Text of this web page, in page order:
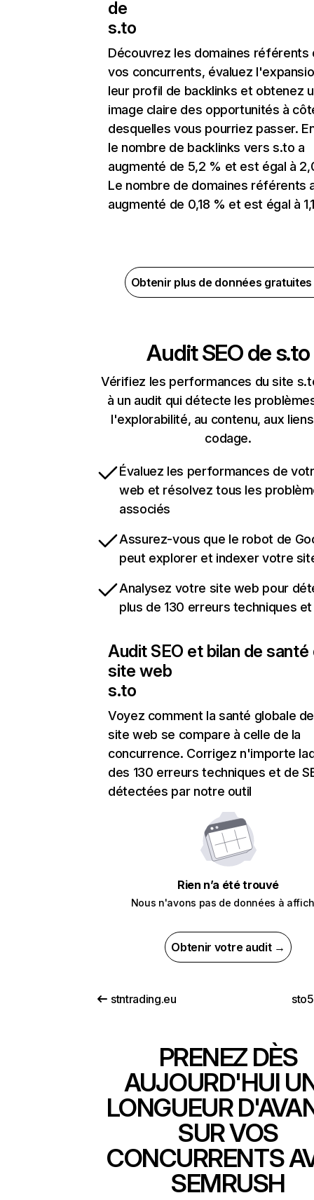
de
s.to
Découvrez les domaines référents
vos concurrents, évaluez
leur profil de backlinks et obtenez
image claire des opportunités à
desquelles vous pourriez passer.
le nombre de backlinks vers s.to a
augmenté de 5,2 % et est égal à
Le nombre de domaines référents
augmenté de 0,18 % et est égal à
Obtenir plus de données
Audit SEO des.to
Vérifiez les performances du site
à un audit qui détecte les
l'explorabilité, au contenu, aux
codage.
Évaluez les performances de
web et résolvez tous les
associés
Assurez-vous que le robot de
peut explorer et indexer votre
Analysez votre site web pour
plus de 130 erreurs techniques et
Audit SEO et bilan de santé
site web
s.to
Voyez comment la santé globale
site web se compare à celle de la
concurrence. Corrigez n'importe
des 130 erreurs techniques et de
détectées par notre outil
Rien n’a été trouvé
Nous n'avons pas de données à
Obtenir votre audit →
stntrading.eu
PRENEZ DÈS
AUJOURD'HUI
LONGUEUR
SUR VOS
CONCURRENTS
SEMRUSH